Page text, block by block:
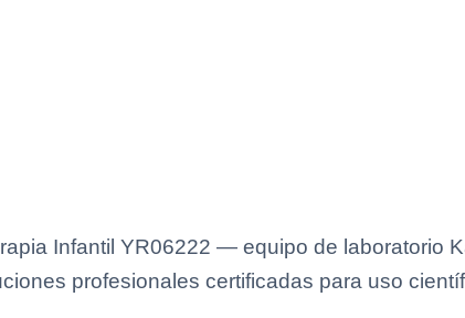
Infantil YR06222 — equipo de laboratorio
profesionales certificadas para uso